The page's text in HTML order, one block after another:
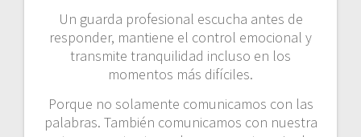
Un guarda profesional escucha antes de
responder, mantiene el control emocional y
transmite tranquilidad incluso en los
momentos más difíciles.
Porque no solamente comunicamos con las
palabras. También comunicamos con nuestra